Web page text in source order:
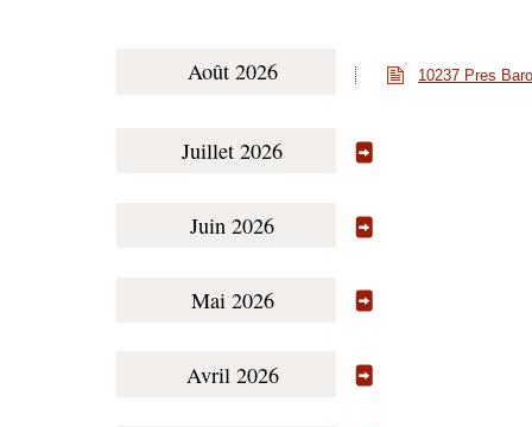
Août 2026 10237 Pres
Juillet 2026
Juin 2026
Mai 2026
Avril 2026